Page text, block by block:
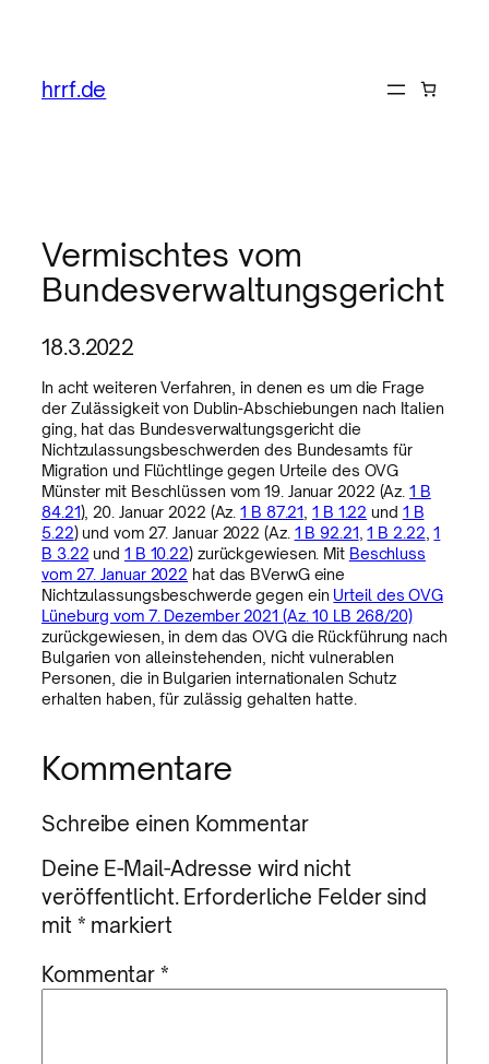
hrrf.de
Vermischtes vom
Bundesverwaltungsgericht
18.3.2022
In acht weiteren Verfahren, in denen es um die Frage
der Zulässigkeit von Dublin-Abschiebungen nach Italien
ging, hat das Bundesverwaltungsgericht die
Nichtzulassungsbeschwerden des Bundesamts für
Migration und Flüchtlinge gegen Urteile des OVG
Münster mit Beschlüssen vom 19. Januar 2022 (Az.1 B
84.21), 20. Januar 2022 (Az.1 B 87.21 ,1 B 1.22 und 1 B
5.22) und vom 27. Januar 2022 (Az. 1 B 92.21 ,1 B 2.22 ,1
B 3.22 und 1 B 10.22) zurückgewiesen. Mit Beschluss
vom 27. Januar 2022 hat das BVerwG eine
Nichtzulassungsbeschwerde gegen ein Urteil des OVG
Lüneburg vom 7. Dezember 2021 (Az. 10 LB 268/20)
zurückgewiesen, in dem das OVG die Rückführung nach
Bulgarien von alleinstehenden, nicht vulnerablen
Personen, die in Bulgarien internationalen Schutz
erhalten haben, für zulässig gehalten hatte.
Kommentare
Schreibe einen Kommentar
Deine E-Mail-Adresse wird nicht
veröffentlicht. Erforderliche Felder sind
mit * markiert
Kommentar*